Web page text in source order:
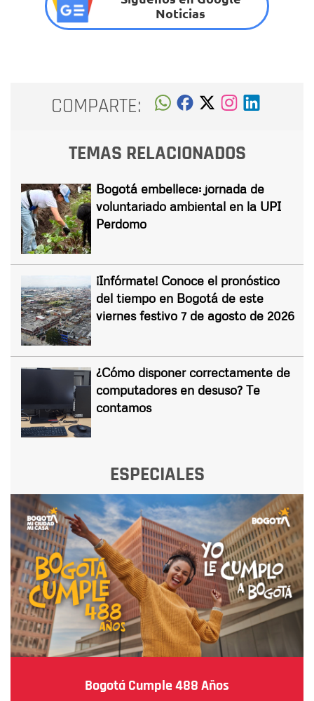
Noticias
COMPARTE:
TEMAS RELACIONADOS
Bogotá embellece: jornada de
voluntariado ambiental en la UPI
Perdomo
¡Infórmate! Conoce el pronóstico
del tiempo en Bogotá de este
viernes festivo 7 de agosto de 2026
¿Cómo disponer correctamente de
computadores en desuso? Te
contamos
ESPECIALES
Bogotá Cumple 488 Años